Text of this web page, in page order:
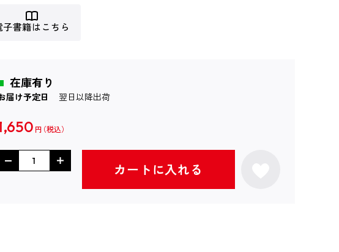
子書籍はこちら
在庫有り
届け予定日 翌日以降出荷
円
カートに入れる